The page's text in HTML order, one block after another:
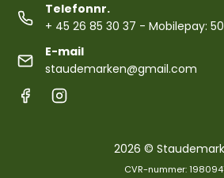
Telefonnr.
+ 45 26 85 30 37 - Mobilepay:
E-mail
staudemarken@gmail.com
2026 ©
CVR-nummer: